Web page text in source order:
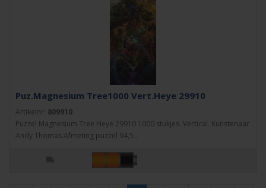
Puz.Magnesium Tree1000 Vert.Heye 29910
Artikelnr: 809910
Puzzel Magnesium Tree Heye 29910 1000 stukjes. Vertical. Kunstenaar
Andy Thomas.Afmeting puzzel 94,5..